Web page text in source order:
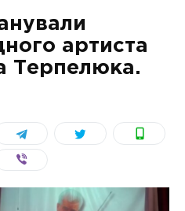
артиста
Терпелюка.